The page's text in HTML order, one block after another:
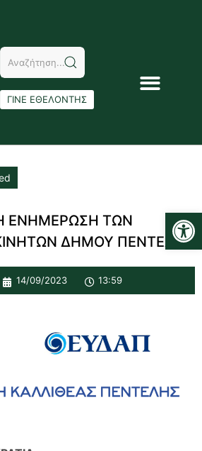
ΓΙΝΕ ΕΘΕΛΟΝΤΗΣ
ΕΝΗΜΕΡΩΣΗ ΤΩΝ
ΔΗΜΟΥ ΠΕΝΤΕΛΗΣ
14/09/2023 13:59